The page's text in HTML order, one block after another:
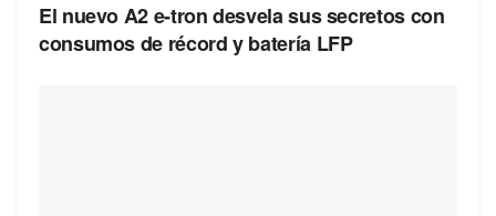
El nuevo A2 e-tron desvela sus secretos con
consumos de récord y batería LFP